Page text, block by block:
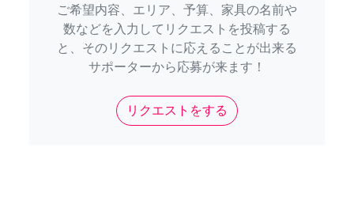
ご希望内容、エリア、予算、家具の名前や
数などを入力してリクエストを投稿する
と、そのリクエストに応えることが出来る
サポーターから応募が来ます！
リクエストをする